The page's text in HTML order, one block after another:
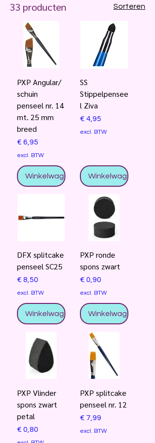
33 producten Sorteren
PXP Angular/
schuin
penseel nr. 14
mt. 25 mm
breed
Prijs
€ 6,95
excl. BTW
Winkelwagentje
SS
Stippelpensee
l Ziva
Prijs
€ 4,95
excl. BTW
Winkelwagentje
DFX splitcake
penseel SC25
Prijs
€ 8,50
excl. BTW
Winkelwagentje
PXP ronde
spons zwart
Prijs
€ 0,90
excl. BTW
Winkelwagentje
PXP Vlinder
spons zwart
petal
Prijs
€ 0,80
PXP splitcake
penseel nr. 12
Prijs
€ 7,99
excl. BTW